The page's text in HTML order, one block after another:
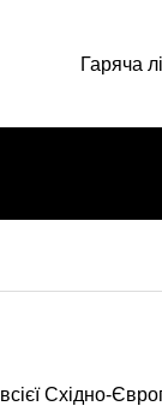
Гаряча
Східно-